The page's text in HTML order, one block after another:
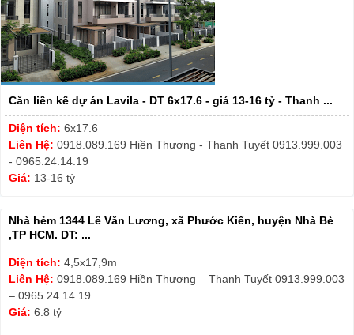
Căn liền kế dự án Lavila - DT 6x17.6 - giá 13-16 tỷ - Thanh ...
Diện tích: 6x17.6
Liên Hệ: 0918.089.169 Hiền Thương - Thanh Tuyết 0913.999.003
- 0965.24.14.19
Giá: 13-16 tỷ
Nhà hẻm 1344 Lê Văn Lương, xã Phước Kiển, huyện Nhà Bè
,TP HCM. DT: ...
Diện tích: 4,5x17,9m
Liên Hệ: 0918.089.169 Hiền Thương – Thanh Tuyết 0913.999.003
– 0965.24.14.19
Giá: 6.8 tỷ